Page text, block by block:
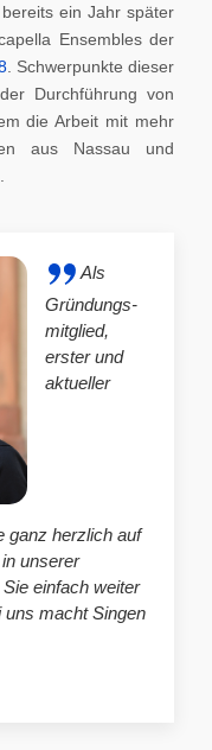
ein Jahr später
Ensembles der
. Schwerpunkte dieser
Durchführung von
die Arbeit mit mehr
aus Nassau und
Als
Gründungs-
mitglied,
erster und
aktueller
ganz herzlich auf
unserer
einfach weiter
uns macht Singen